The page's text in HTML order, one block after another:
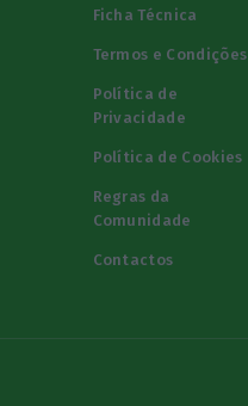
Ficha Técnica
Termos e Condições
Política de
Privacidade
Política de Cookies
Regras da
Comunidade
Contactos